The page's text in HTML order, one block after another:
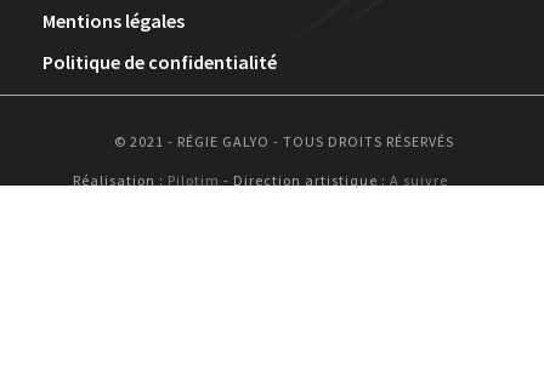
Mentions légales
Politique de confidentialité
© 2021 - RÉGIE GALYO - TOUS DROITS RÉSERVÉS
Réalisation : Pilotim - Direction artistique : A suivre